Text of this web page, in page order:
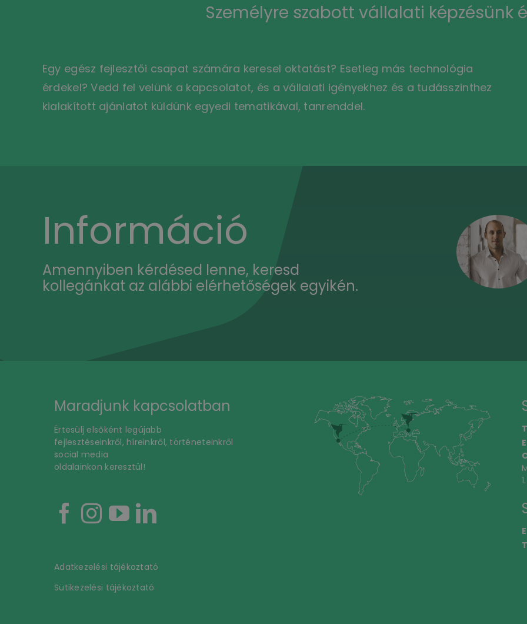
Személyre szabott vállalati képzésünk
Egy egész fejlesztői csapat számára keresel oktatást? Esetleg más technológia
érdekel? Vedd fel velünk a kapcsolatot, és a vállalati igényekhez és a tudásszinthez
kialakított ajánlatot küldünk egyedi tematikával, tanrenddel.
Információ
Amennyiben kérdésed lenne, keresd
kollegánkat az alábbi elérhetőségek egyikén.
Maradjunk kapcsolatban
Értesülj elsőként legújabb
fejlesztéseinkről, híreinkről, történeteinkről
social media
oldalainkon keresztül!
Adatkezelési tájékoztató
Sütikezelési tájékoztató